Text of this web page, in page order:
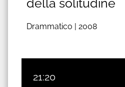
Drammatico | 2008
21:20